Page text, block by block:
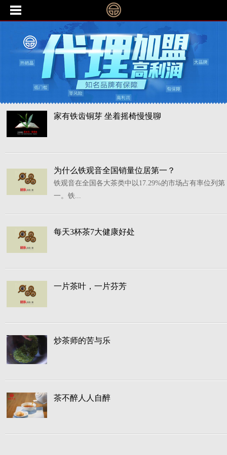
家有铁齿铜芽 坐着摇椅慢慢聊
为什么铁观音全国销量位居第一？
铁观音在全国各大茶类中以17.29%的市场占有率位列第
一。铁...
每天3杯茶7大健康好处
一片茶叶，一片芬芳
炒茶师的苦与乐
茶不醉人人自醉